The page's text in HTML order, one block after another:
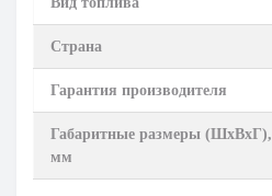
Страна
Гарантия производителя
Габаритные размеры (ШхВхГ),
мм